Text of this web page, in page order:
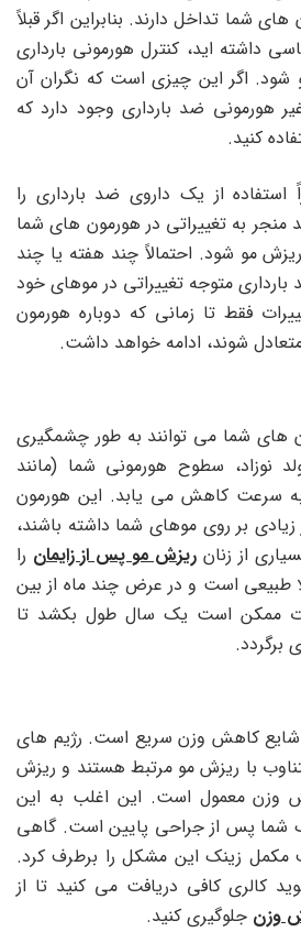
شما تداخل دارند. بنابراین اگر قبلاً
داشته اید، کنترل هورمونی بارداری
شود. اگر این چیزی است که نگران آن
هورمونی ضد بارداری وجود دارد که
کنید.
استفاده از یک داروی ضد بارداری را
منجر به تغییراتی در هورمون های شما
مو شود. احتمالاً چند هفته یا چند
متوجه تغییراتی در موهای خود
فقط تا زمانی که دوباره هورمون
شوند، ادامه خواهد داشت.
های شما می ‌توانند به‌ طور چشمگیری
نوزاد، سطوح هورمونی شما (مانند
به‌ سرعت کاهش می ‌یابد. این هورمون‌
زیادی بر روی موهای شما داشته باشند،
از زنان ریزش مو پس از زایمان را
طبیعی است و در عرض چند ماه از بین
ممکن است یک سال طول بکشد تا
برگردد.
کاهش وزن سریع است. رژیم‌ های
با ریزش مو مرتبط هستند و ریزش
معمول است. این اغلب به این
شما پس از جراحی پایین است. گاهی
مکمل زینک این مشکل را برطرف کرد.
کالری کافی دریافت می کنید تا از
وزن جلوگیری کنید.